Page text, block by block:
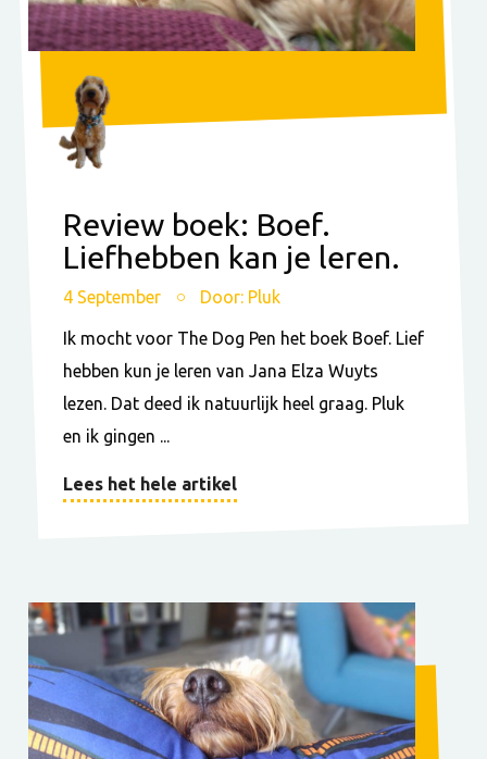
Review boek: Boef.
Liefhebben kan je leren.
4 September Door: Pluk
Ik mocht voor The Dog Pen het boek Boef. Lief
hebben kun je leren van Jana Elza Wuyts
lezen. Dat deed ik natuurlijk heel graag. Pluk
en ik gingen ...
Lees het hele artikel